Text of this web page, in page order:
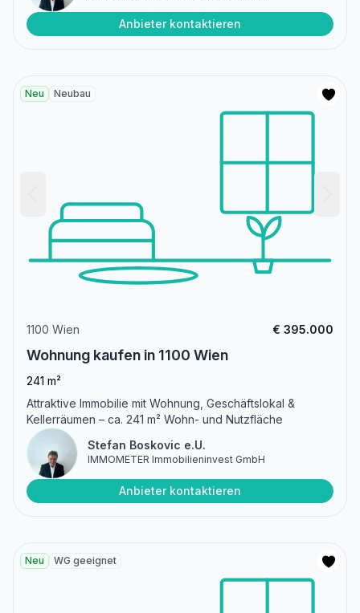
Anbieter kontaktieren
Neu Neubau
1100 Wien € 395.000
Wohnung kaufen in 1100 Wien
241 m²
Attraktive Immobilie mit Wohnung, Geschäftslokal &
Kellerräumen – ca. 241 m² Wohn- und Nutzfläche
Stefan Boskovic e.U.
IMMOMETER Immobilieninvest GmbH
Anbieter kontaktieren
Neu WG geeignet